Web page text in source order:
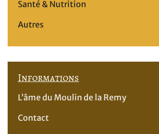
Santé & Nutrition
Autres
Informations
L’âme du Moulin de la Remy
Contact